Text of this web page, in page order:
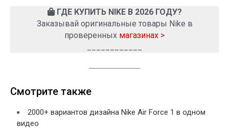
ГДЕ КУПИТЬ NIKE В 2026 ГОДУ?
Заказывай оригинальные товары Nike в
проверенных магазинах >
Смотрите также
2000+ вариантов дизайна Nike Air Force 1 в одном
видео